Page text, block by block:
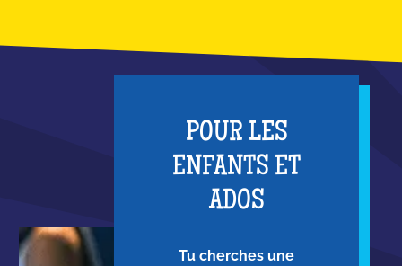
POUR LES
ENFANTS ET
ADOS
Tu cherches une